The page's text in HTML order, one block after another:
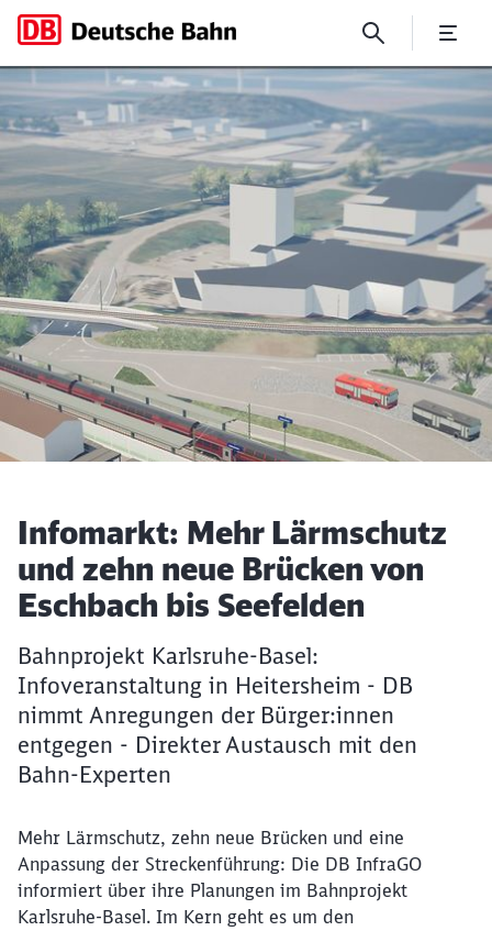
Infomarkt: Mehr
Artikel:
Infomarkt: Mehr Lärmschutz
und zehn neue Brücken von
Eschbach bis Seefelden
Bahnprojekt Karlsruhe-Basel:
Infoveranstaltung in Heitersheim - DB
nimmt Anregungen der Bürger:innen
entgegen - Direkter Austausch mit den
Bahn-Experten
Mehr Lärmschutz, zehn neue Brücken und eine
Anpassung der Streckenführung: Die DB InfraGO
informiert über ihre Planungen im Bahnprojekt
Karlsruhe-Basel. Im Kern geht es um den